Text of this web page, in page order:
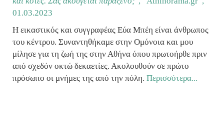
01.03.2023
Η εικαστικός και συγγραφέας Εύα Μπέη είναι άνθρωπος
του κέντρου. Συναντηθήκαμε στην Ομόνοια και μου
μίλησε για τη ζωή της στην Αθήνα όπου πρωτοήρθε πριν
από σχεδόν οκτώ δεκαετίες. Ακολουθούν σε πρώτο
πρόσωπο οι μνήμες της από την πόλη. Περισσότερα...